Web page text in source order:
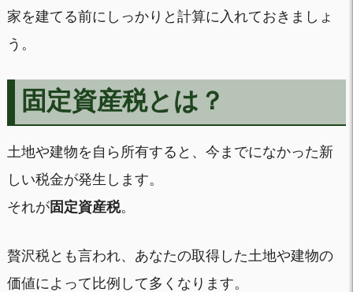
家を建てる前にしっかりと計算に入れておきましょ
う。
固定資産税とは？
土地や建物を自ら所有すると、今までになかった新
しい税金が発生します。
それが固定資産税。
贅沢税とも言われ、あなたの取得した土地や建物の
価値によって比例して多くなります。